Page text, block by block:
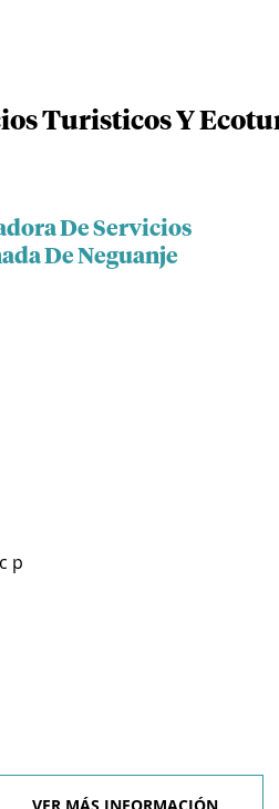
Turisticos Y
De Servicios
De Neguanje
p